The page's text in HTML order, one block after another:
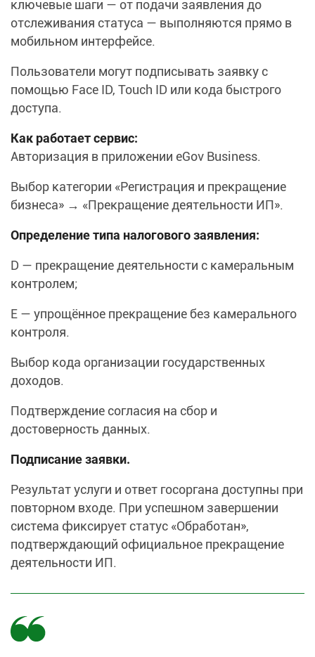
ключевые шаги — от подачи заявления до
отслеживания статуса — выполняются прямо в
мобильном интерфейсе.
Пользователи могут подписывать заявку с
помощью Face ID, Touch ID или кода быстрого
доступа.
Как работает сервис:
Авторизация в приложении eGov Business.
Выбор категории «Регистрация и прекращение
бизнеса» → «Прекращение деятельности ИП».
Определение типа налогового заявления:
D — прекращение деятельности с камеральным
контролем;
E — упрощённое прекращение без камерального
контроля.
Выбор кода организации государственных
доходов.
Подтверждение согласия на сбор и
достоверность данных.
Подписание заявки.
Результат услуги и ответ госоргана доступны при
повторном входе. При успешном завершении
система фиксирует статус «Обработан»,
подтверждающий официальное прекращение
деятельности ИП.